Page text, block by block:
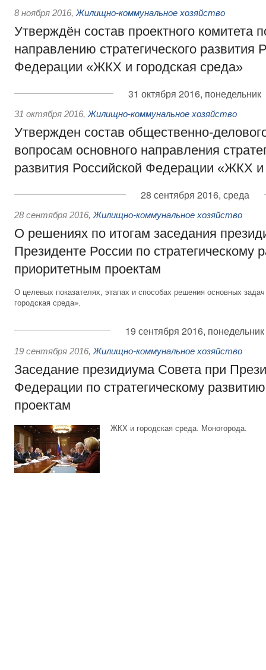
8 ноября 2016, Жилищно-коммунальное хозяйство
Утверждён состав проектного комитета
направлению стратегического развития
Федерации «ЖКХ и городская среда»
31 октября 2016, понедельник
31 октября 2016, Жилищно-коммунальное хозяйство
Утвержден состав общественно-
вопросам основного направления
развития Российской Федерации «ЖКХ и
28 сентября 2016, среда
28 сентября 2016, Жилищно-коммунальное хозяйство
О решениях по итогам заседания
Президенте России по стратегическому
приоритетным проектам
О целевых показателях, этапах и способах решения основных
городская среда».
19 сентября 2016, понедельник
19 сентября 2016, Жилищно-коммунальное хозяйство
Заседание президиума Совета при
Федерации по стратегическому
проектам
ЖКХ и городская среда. Моногорода.